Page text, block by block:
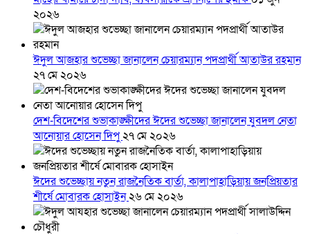
২০২৬
ঈদুল আজহার শুভেচ্ছা জানালেন চেয়ারম্যান পদপ্রার্থী আতাউর রহমান
২৭ মে ২০২৬
দেশ-বিদেশের শুভাকাঙ্ক্ষীদের ঈদের শুভেচ্ছা জানালেন যুবদল নেতা
আনোয়ার হোসেন দিপু২৭ মে ২০২৬
ঈদের শুভেচ্ছায় নতুন রাজনৈতিক বার্তা, কালাপাহাড়িয়ায় জনপ্রিয়তার
শীর্ষে মোবারক হোসাইন২৬ মে ২০২৬